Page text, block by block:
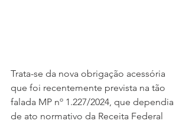
Trata-se da nova obrigação acessória
que foi recentemente prevista na tão
falada MP nº 1.227/2024, que dependia
de ato normativo da Receita Federal